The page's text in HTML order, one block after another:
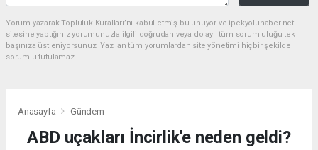
Yorum yazarak Topluluk Kuralları’nı kabul etmiş bulunuyor ve ipekyoluhaber.net
sitesine yaptığınız yorumunuzla ilgili doğrudan veya dolaylı tüm sorumluluğu tek
başınıza üstleniyorsunuz. Yazılan tüm yorumlardan site yönetimi hiçbir şekilde
sorumlu tutulamaz.
Anasayfa Gündem
ABD uçakları İncirlik'e neden geldi?